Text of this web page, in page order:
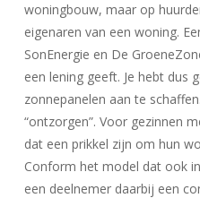
woningbouw, maar op
eigenaren van een woning.
SonEnergie en De
een lening geeft. Je hebt dus
zonnepanelen aan te
“ontzorgen”. Voor gezinnen
dat een prikkel zijn om hun
Conform het model dat ook
een deelnemer daarbij een